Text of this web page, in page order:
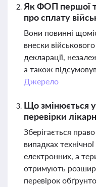
Як ФОП першої
про сплату
Вони повинні
внески
декларації,
а також
Джерело
Що змінюється у
перевірки
Зберігається
випадках
електронних, а
отримують
перевірок